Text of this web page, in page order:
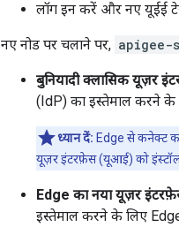
लॉग इन करें और नए यूईई
नए नोड पर चलाने पर, apigee-
बुनियादी क्लासिक यूज़र
(IdP) का इस्तेमाल करने
ध्यान दें: Edge से कनेक्ट
यूज़र इंटरफ़ेस (यूआई) को
Edge का नया यूज़र
इस्तेमाल करने के लिए